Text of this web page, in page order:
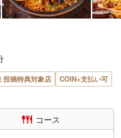
投稿特典対象店
COIN+支払い可
コース